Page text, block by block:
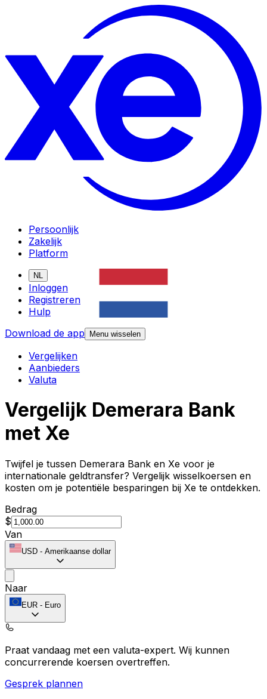
Persoonlijk
Zakelijk
Platform
NL
Inloggen
Registreren
Hulp
Download de app
Menu wisselen
Vergelijken
Aanbieders
Valuta
Vergelijk Demerara Bank
met Xe
Twijfel je tussen Demerara Bank en Xe voor je
internationale geldtransfer? Vergelijk wisselkoersen en
kosten om je potentiële besparingen bij Xe te ontdekken.
Bedrag
$
Van
USD - Amerikaanse dollar
Naar
EUR - Euro
Praat vandaag met een valuta-expert. Wij kunnen
concurrerende koersen overtreffen.
Gesprek plannen